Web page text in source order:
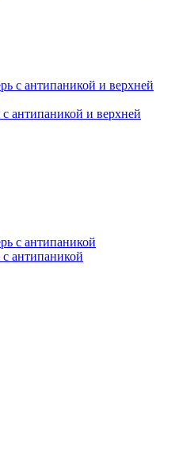
антипаникой и верхней
с антипаникой